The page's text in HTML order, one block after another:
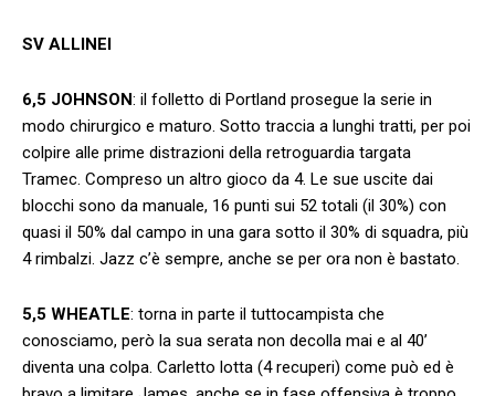
SV ALLINEI
6,5 JOHNSON: il folletto di Portland prosegue la serie in
modo chirurgico e maturo. Sotto traccia a lunghi tratti, per poi
colpire alle prime distrazioni della retroguardia targata
Tramec. Compreso un altro gioco da 4. Le sue uscite dai
blocchi sono da manuale, 16 punti sui 52 totali (il 30%) con
quasi il 50% dal campo in una gara sotto il 30% di squadra, più
4 rimbalzi. Jazz c’è sempre, anche se per ora non è bastato.
5,5 WHEATLE: torna in parte il tuttocampista che
conosciamo, però la sua serata non decolla mai e al 40’
diventa una colpa. Carletto lotta (4 recuperi) come può ed è